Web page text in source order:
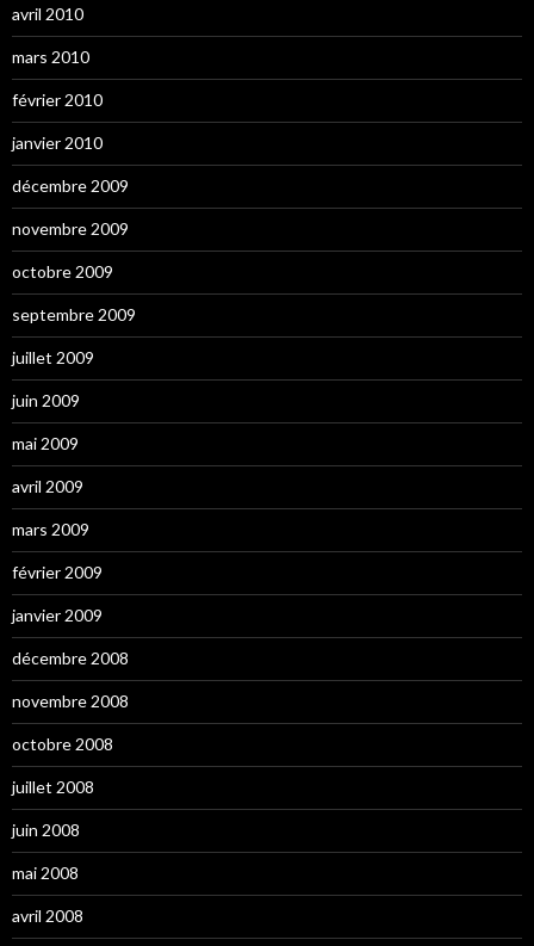
avril 2010
mars 2010
février 2010
janvier 2010
décembre 2009
novembre 2009
octobre 2009
septembre 2009
juillet 2009
juin 2009
mai 2009
avril 2009
mars 2009
février 2009
janvier 2009
décembre 2008
novembre 2008
octobre 2008
juillet 2008
juin 2008
mai 2008
avril 2008